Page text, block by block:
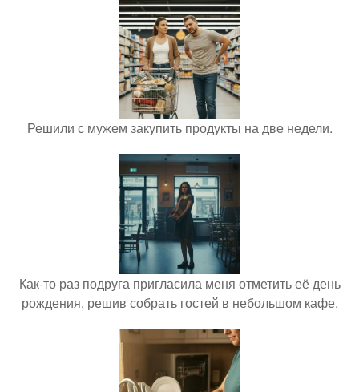
Решили с мужем закупить продукты на две недели.
Как-то раз подруга пригласила меня отметить её день
рождения, решив собрать гостей в небольшом кафе.